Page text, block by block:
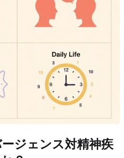
ジェンス対精神疾